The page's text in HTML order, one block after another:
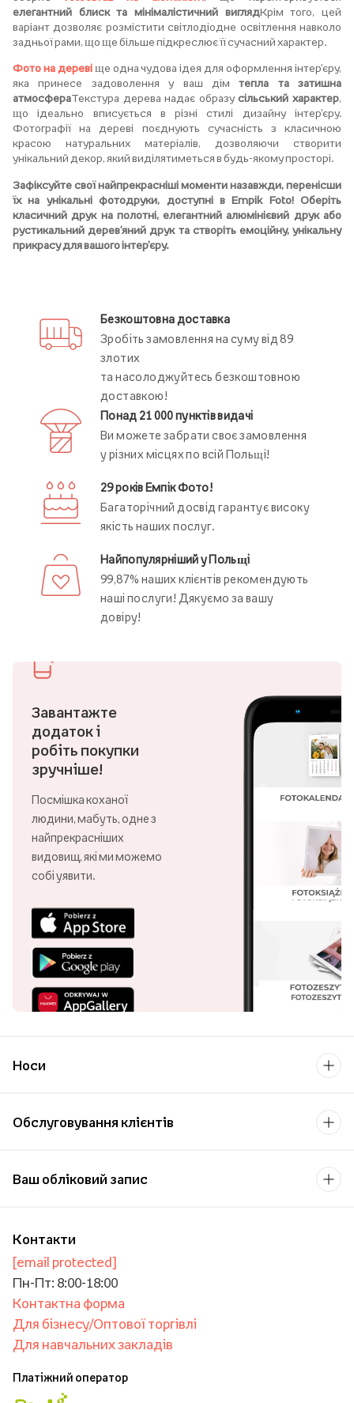
елегантний блиск та мінімалістичний виглядКрім того, цей
варіант дозволяє розмістити світлодіодне освітлення навколо
задньої рами, що ще більше підкреслює її сучасний характер.
Фото на деревіще одна чудова ідея для оформлення інтер'єру,
яка принесе задоволення у ваш дімтепла та затишна
атмосфераТекстура дерева надає образусільський характер,
що ідеально вписується в різні стилі дизайну інтер'єру.
Фотографії на дереві поєднують сучасність з класичною
красою натуральних матеріалів, дозволяючи створити
унікальний декор, який виділятиметься в будь-якому просторі.
Зафіксуйте свої найпрекрасніші моменти назавжди, перенісши
їх на унікальні фотодруки, доступні в Empik Foto! Оберіть
класичний друк на полотні, елегантний алюмінієвий друк або
рустикальний дерев'яний друк та створіть емоційну, унікальну
прикрасу для вашого інтер'єру.
Безкоштовна доставка
Зробіть замовлення на суму від 89
злотих
та насолоджуйтесь безкоштовною
доставкою!
Понад 21 000 пунктів видачі
Ви можете забрати своє замовлення
у різних місцях по всій Польщі!
29 років Емпік Фото!
Багаторічний досвід гарантує високу
якість наших послуг.
Найпопулярніший у Польщі
99,87% наших клієнтів рекомендують
наші послуги! Дякуємо за вашу
довіру!
Завантажте
додаток і
робіть покупки
зручніше!
Посмішка коханої
людини, мабуть, одне з
найпрекрасніших
видовищ, які ми можемо
собі уявити.
Носи
Обслуговування клієнтів
Контакти
[email protected]
Пн-Пт: 8:00-18:00
Контактна форма
Для бізнесу/Оптової торгівлі
Для навчальних закладів
Платіжний оператор
Ваш обліковий запис